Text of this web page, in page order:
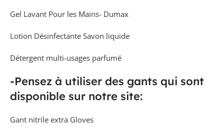
Gel Lavant Pour les Mains- Dumax
Lotion Désinfectante Savon liquide
Détergent multi-usages parfumé
-Pensez à utiliser des gants qui sont
disponible sur notre site:
Gant nitrile extra Gloves